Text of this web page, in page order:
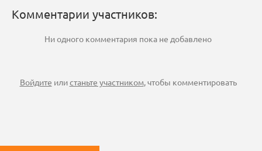
Комментарии участников:
Ни одного комментария пока не добавлено
Войдите илистаньте участником, чтобы комментировать